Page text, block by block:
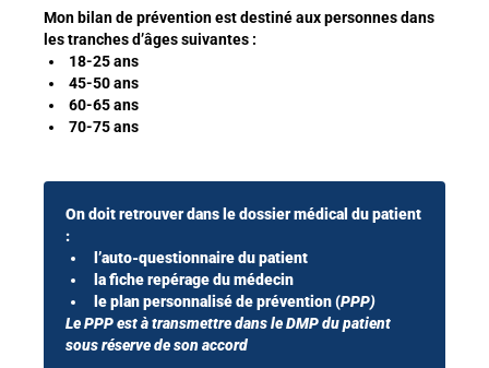
Mon bilan de prévention est destiné aux personnes dans
les tranches d’âges suivantes :
18-25 ans
45-50 ans
60-65 ans
70-75 ans
On doit retrouver dans le dossier médical du patient
:
l’auto-questionnaire du patient
la fiche repérage du médecin
le plan personnalisé de prévention (PPP)
Le PPP est à transmettre dans le DMP du patient
sous réserve de son accord